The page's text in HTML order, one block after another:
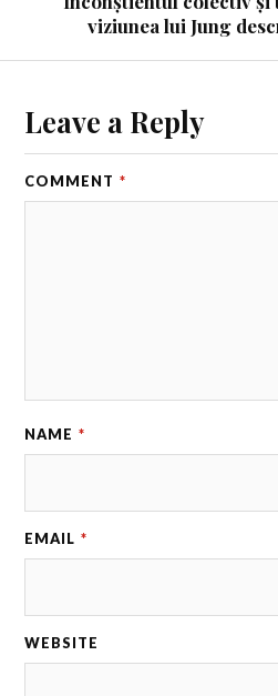
viziunea lui Jung
Leave a Reply
COMMENT *
NAME *
EMAIL *
WEBSITE